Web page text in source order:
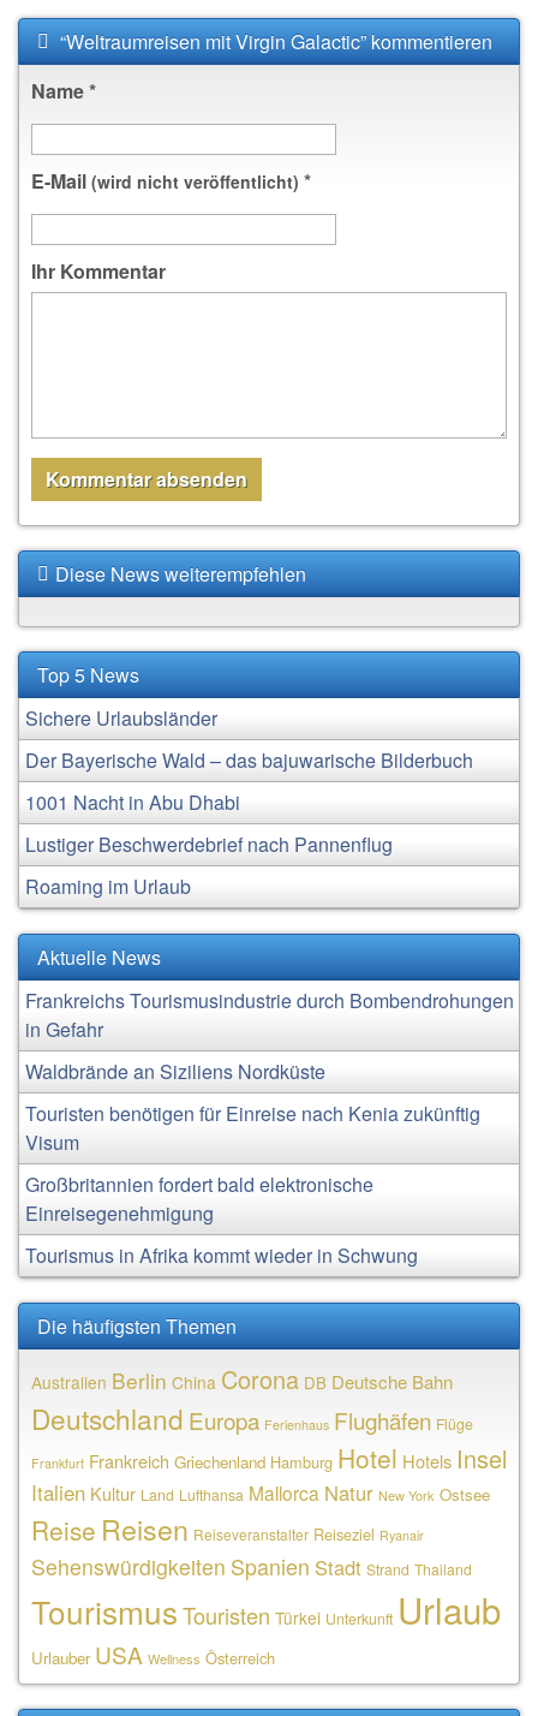
“Weltraumreisen mit Virgin Galactic” kommentieren
Name*
E-Mail (wird nicht veröffentlicht) *
Ihr Kommentar
Diese News weiterempfehlen
Top 5 News
Sichere Urlaubsländer
Der Bayerische Wald – das bajuwarische Bilderbuch
1001 Nacht in Abu Dhabi
Lustiger Beschwerdebrief nach Pannenflug
Roaming im Urlaub
Aktuelle News
Frankreichs Tourismusindustrie durch Bombendrohungen
in Gefahr
Waldbrände an Siziliens Nordküste
Touristen benötigen für Einreise nach Kenia zukünftig
Visum
Großbritannien fordert bald elektronische
Einreisegenehmigung
Tourismus in Afrika kommt wieder in Schwung
Die häufigsten Themen
Australien Berlin China Corona DB Deutsche Bahn
Deutschland Europa Ferienhaus Flughäfen Flüge
Frankfurt Frankreich Griechenland Hamburg Hotel Hotels Insel
Italien Kultur Land Lufthansa Mallorca Natur New York Ostsee
Reise Reisen Reiseveranstalter Reiseziel Ryanair
Sehenswürdigkeiten Spanien Stadt Strand Thailand
TourismusTouristen Türkei Unterkunft Urlaub
Urlauber USA Wellness Österreich